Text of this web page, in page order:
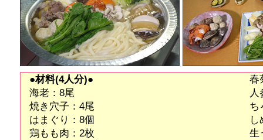
●材料(4人分)●
海老：8尾
焼き穴子：4尾
はまぐり：8個
鶏もも肉：2枚
春
ち
し
生